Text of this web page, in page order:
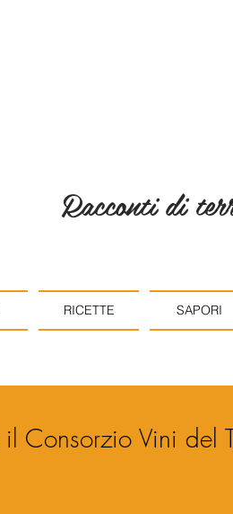
Racconti di
RICETTE SAPORI
Consorzio Vini del